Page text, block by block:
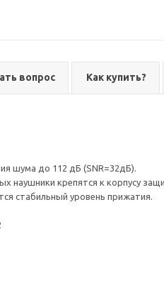
вопрос Как купить?
шума до 112 дБ (SNR=32дБ).
крепятся к корпусу
стабильный уровень прижатия.